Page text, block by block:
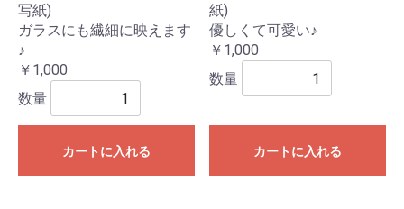
写紙)
ガラスにも繊細に映えます
♪
￥1,000
数量
カートに入れる
紙)
優しくて可愛い♪
￥1,000
数量
カートに入れる